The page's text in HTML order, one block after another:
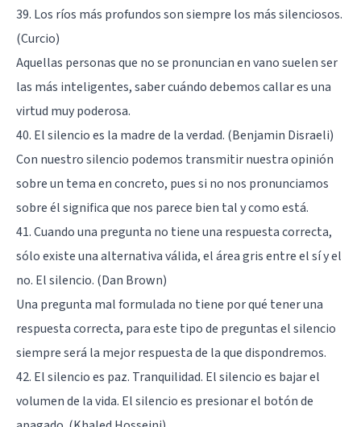
39. Los ríos más profundos son siempre los más silenciosos.
(Curcio)
Aquellas personas que no se pronuncian en vano suelen ser
las más inteligentes, saber cuándo debemos callar es una
virtud muy poderosa.
40. El silencio es la madre de la verdad. (Benjamin Disraeli)
Con nuestro silencio podemos transmitir nuestra opinión
sobre un tema en concreto, pues si no nos pronunciamos
sobre él significa que nos parece bien tal y como está.
41. Cuando una pregunta no tiene una respuesta correcta,
sólo existe una alternativa válida, el área gris entre el sí y el
no. El silencio. (Dan Brown)
Una pregunta mal formulada no tiene por qué tener una
respuesta correcta, para este tipo de preguntas el silencio
siempre será la mejor respuesta de la que dispondremos.
42. El silencio es paz. Tranquilidad. El silencio es bajar el
volumen de la vida. El silencio es presionar el botón de